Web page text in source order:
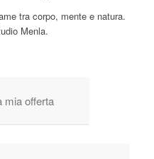
tra corpo, mente e natura.
Menla.
mia offerta